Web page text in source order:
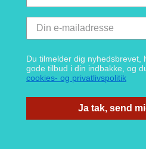
Du tilmelder dig nyhedsbrevet,
gode tilbud i din indbakke, og
cookies- og privatlivspolitik
Ja tak, send